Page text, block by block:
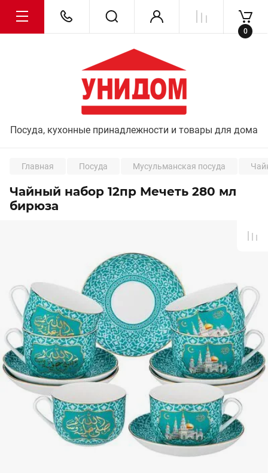
Посуда, кухонные принадлежности и товары для дома
0
Главная Посуда Мусульманская посуда
Чайный набор 12пр Мечеть 280 мл
бирюза